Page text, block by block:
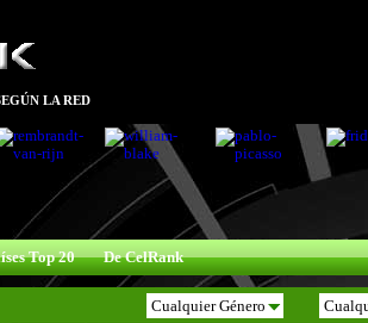
LA RED
Top 20 De CelRank